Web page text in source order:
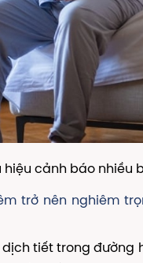
cảnh báo nhiều
trở nên nghiêm
dịch tiết trong đường